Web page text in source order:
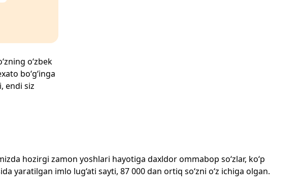
o‘zbek
bo‘g‘inga
endi siz
hozirgi zamon yoshlari hayotiga daxldor ommabop so‘zlar, ko‘p
yaratilgan imlo lug‘ati sayti, 87 000 dan ortiq so‘zni o‘z ichiga olgan.